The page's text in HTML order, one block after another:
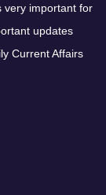
very important for
updates
Current Affairs